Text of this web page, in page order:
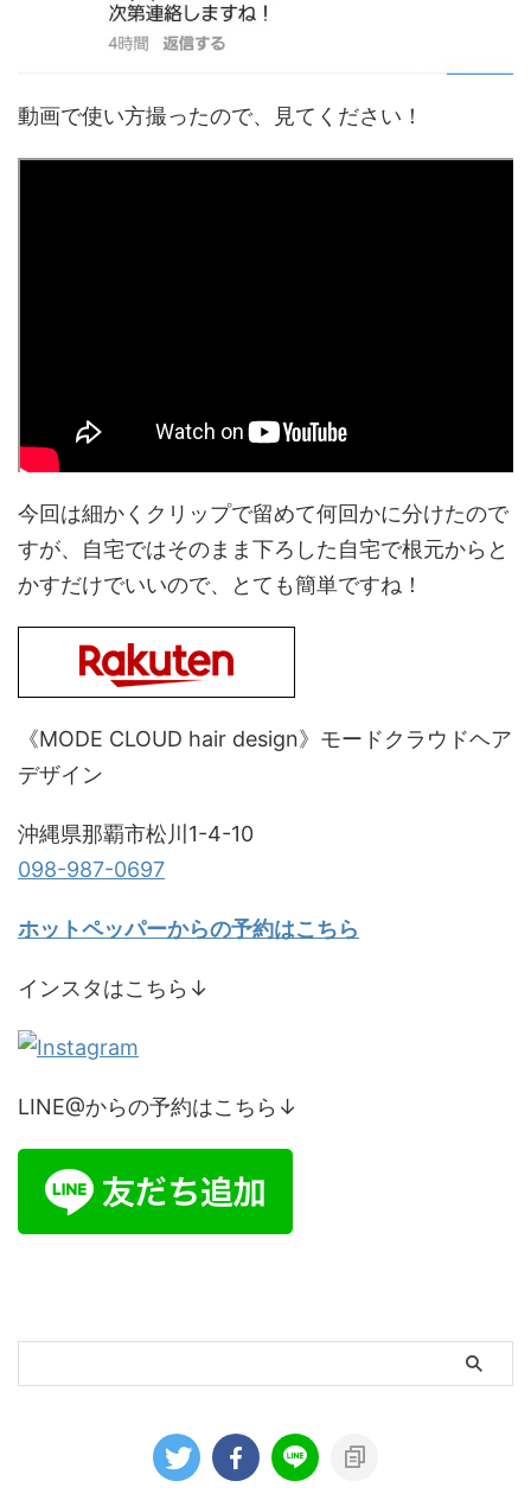
動画で使い方撮ったので、見てください！
今回は細かくクリップで留めて何回かに分けたので
すが、自宅ではそのまま下ろした自宅で根元からと
かすだけでいいので、とても簡単ですね！
《MODE CLOUD hair design》モードクラウドヘア
デザイン
沖縄県那覇市松川1-4-10
098-987-0697
ホットペッパーからの予約はこちら
インスタはこちら↓
LINE@からの予約はこちら↓